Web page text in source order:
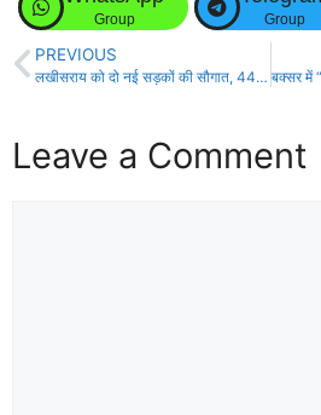
Group Group
PREVIOUS
लखीसराय को दो नई सड़कों की सौगात, 44 करोड़ की मिली मंजूरी!
Leave a Comment